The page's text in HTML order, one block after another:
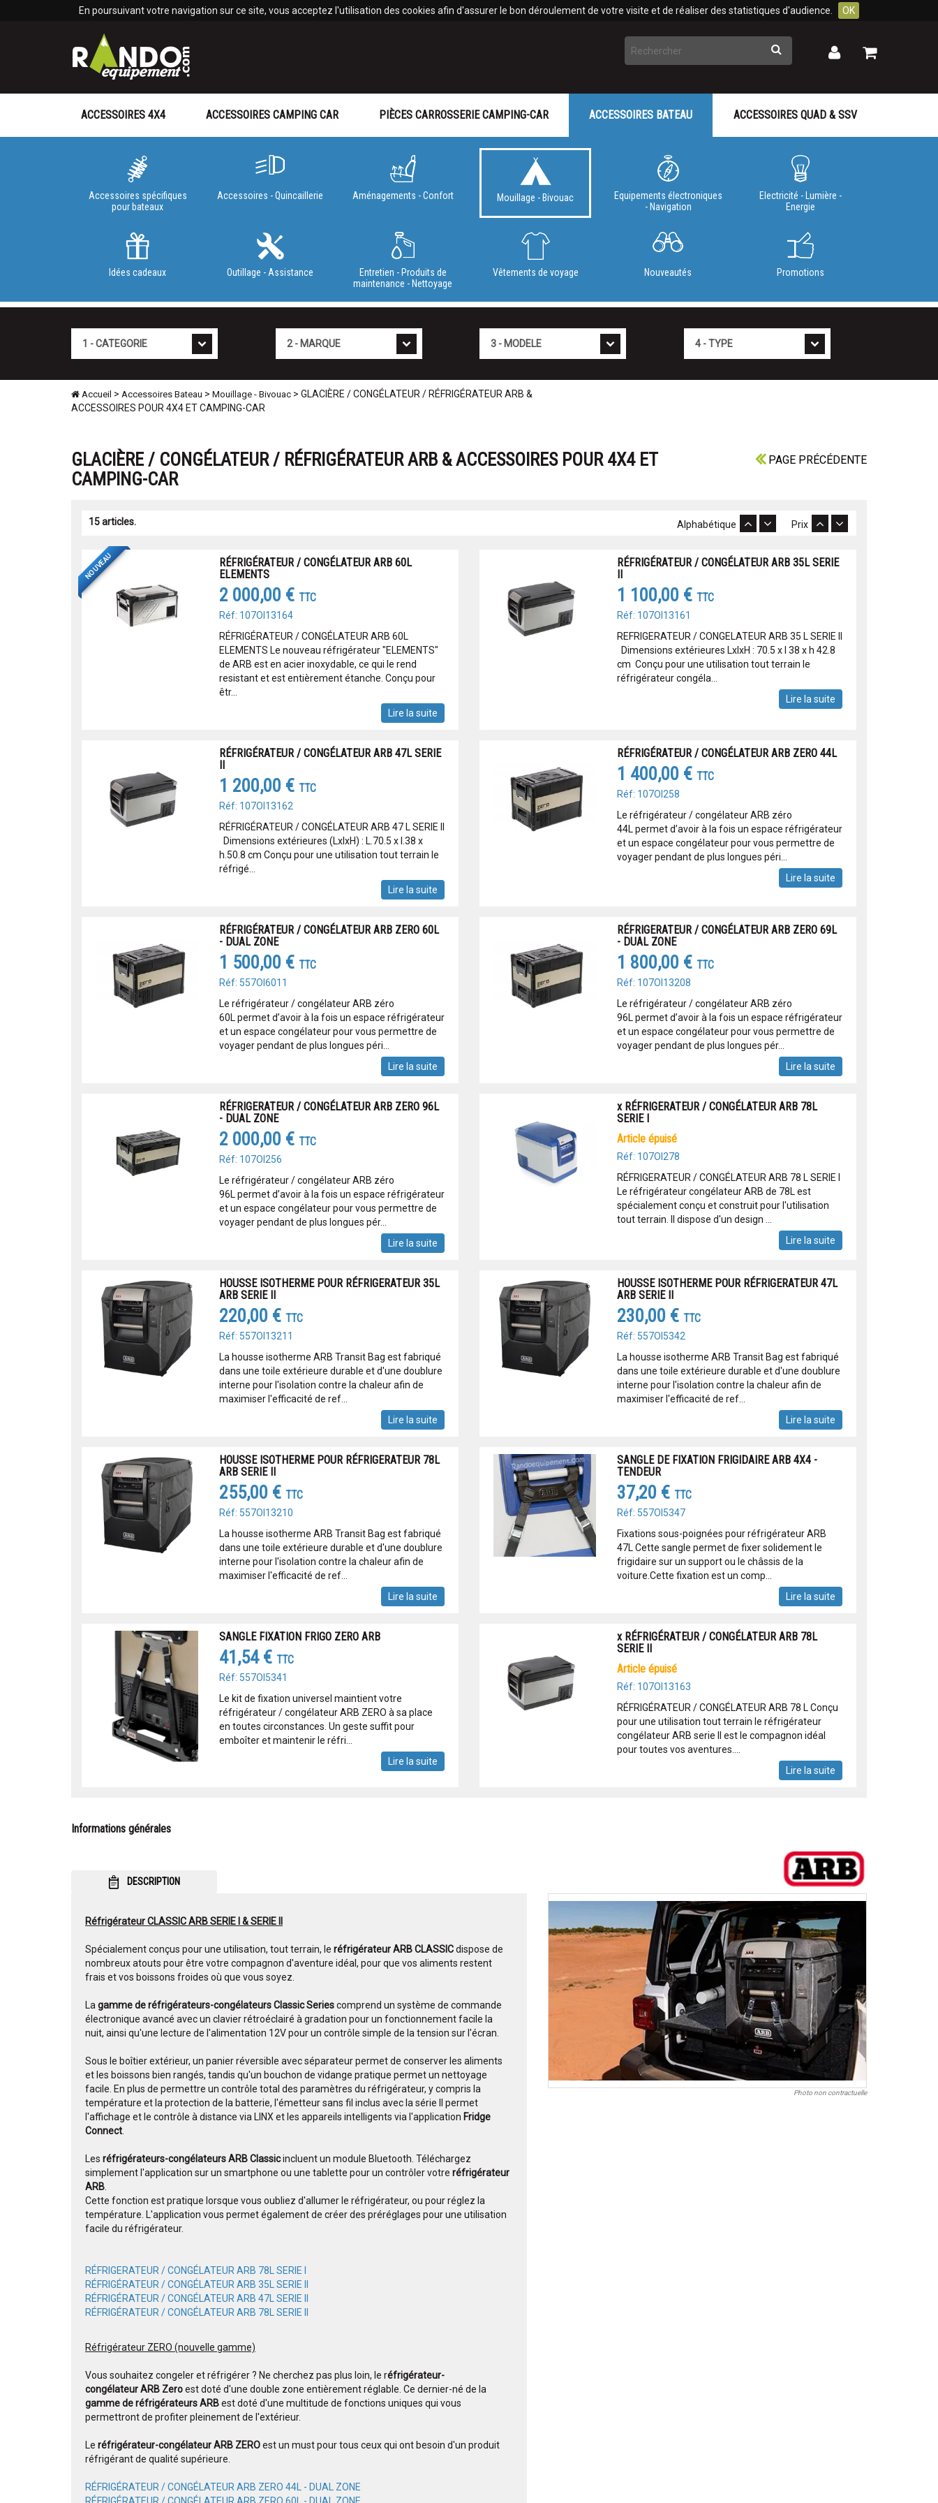
En poursuivant votre navigation sur ce site, vous acceptez l'utilisation des cookies afin d'assurer le bon déroulement de votre visite et de réaliser des statistiques d'audience. OK
Rechercher Mon
Mon
ACCESSOIRES 4X4 ACCESSOIRES CAMPING CAR PIÈCES CARROSSERIE CAMPING-CAR ACCESSOIRES BATEAU
Accessoires spécifiques
pour bateaux
Accessoires - Quincaillerie Aménagements - Confort Mouillage - Bivouac
Equipements électroniques
- Navigation
Electricité - Lumière -
Energie
Idées cadeaux Outillage - Assistance
Entretien - Produits de
maintenance - Nettoyage
Vêtements de voyage Nouveautés Promotions
ACCESSOIRES QUAD & SSV
Accueil > Accessoires Bateau > Mouillage - Bivouac > GLACIÈRE / CONGÉLATEUR / RÉFRIGÉRATEUR ARB &
ACCESSOIRES POUR 4X4 ET CAMPING-CAR
PAGE PRÉCÉDENTE
GLACIÈRE / CONGÉLATEUR / RÉFRIGÉRATEUR ARB & ACCESSOIRES POUR 4X4 ET
CAMPING-CAR
15 articles. Prix
Alphabétique
NOUVEAU
RÉFRIGÉRATEUR / CONGÉLATEUR ARB 60L
ELEMENTS
2 000,00 € TTC
Réf: 107OI13164
RÉFRIGÉRATEUR / CONGÉLATEUR ARB 60L
ELEMENTS Le nouveau réfrigérateur "ELEMENTS"
de ARB est en acier inoxydable, ce qui le rend
resistant et est entièrement étanche. Conçu pour
êtr...
Lire la suite
RÉFRIGÉRATEUR / CONGÉLATEUR ARB 35L SERIE
II
1 100,00 € TTC
Réf: 107OI13161
REFRIGERATEUR / CONGELATEUR ARB 35 L SERIE II
Dimensions extérieures LxlxH : 70.5 x l 38 x h 42.8
cm Conçu pour une utilisation tout terrain le
réfrigérateur congéla...
Lire la suite
RÉFRIGÉRATEUR / CONGÉLATEUR ARB 47L SERIE
II
1 200,00 € TTC
Réf: 107OI13162
RÉFRIGÉRATEUR / CONGÉLATEUR ARB 47 L SERIE II
Dimensions extérieures (LxlxH) : L.70.5 x l.38 x
h.50.8 cm Conçu pour une utilisation tout terrain le
réfrigé...
Lire la suite
RÉFRIGÉRATEUR / CONGÉLATEUR ARB ZERO 44L
1 400,00 € TTC
Réf: 107OI258
Le réfrigérateur / congélateur ARB zéro
44L permet d’avoir à la fois un espace réfrigérateur
et un espace congélateur pour vous permettre de
voyager pendant de plus longues péri...
Lire la suite
RÉFRIGÉRATEUR / CONGÉLATEUR ARB ZERO 60L
- DUAL ZONE
1 500,00 € TTC
Réf: 557OI6011
Le réfrigérateur / congélateur ARB zéro
60L permet d’avoir à la fois un espace réfrigérateur
et un espace congélateur pour vous permettre de
voyager pendant de plus longues péri...
Lire la suite
RÉFRIGERATEUR / CONGÉLATEUR ARB ZERO 69L
- DUAL ZONE
1 800,00 € TTC
Réf: 107OI13208
Le réfrigérateur / congélateur ARB zéro
96L permet d’avoir à la fois un espace réfrigérateur
et un espace congélateur pour vous permettre de
voyager pendant de plus longues pér...
Lire la suite
RÉFRIGERATEUR / CONGÉLATEUR ARB ZERO 96L
- DUAL ZONE
2 000,00 € TTC
Réf: 107OI256
Le réfrigérateur / congélateur ARB zéro
96L permet d’avoir à la fois un espace réfrigérateur
et un espace congélateur pour vous permettre de
voyager pendant de plus longues pér...
Lire la suite
x RÉFRIGERATEUR / CONGÉLATEUR ARB 78L
SERIE I
article épuisé
Réf: 107OI278
RÉFRIGERATEUR / CONGÉLATEUR ARB 78 L SERIE I
Le réfrigérateur congélateur ARB de 78L est
spécialement conçu et construit pour l'utilisation
tout terrain. Il dispose d'un design ...
Lire la suite
HOUSSE ISOTHERME POUR RÉFRIGERATEUR 35L
ARB SERIE II
220,00 € TTC
Réf: 557OI13211
La housse isotherme ARB Transit Bag est fabriqué
dans une toile extérieure durable et d'une doublure
interne pour l'isolation contre la chaleur afin de
maximiser l'efficacité de ref...
Lire la suite
HOUSSE ISOTHERME POUR RÉFRIGERATEUR 47L
ARB SERIE II
230,00 € TTC
Réf: 557OI5342
La housse isotherme ARB Transit Bag est fabriqué
dans une toile extérieure durable et d'une doublure
interne pour l'isolation contre la chaleur afin de
maximiser l'efficacité de ref...
Lire la suite
HOUSSE ISOTHERME POUR RÉFRIGERATEUR 78L
ARB SERIE II
255,00 € TTC
Réf: 557OI13210
La housse isotherme ARB Transit Bag est fabriqué
dans une toile extérieure durable et d'une doublure
interne pour l'isolation contre la chaleur afin de
maximiser l'efficacité de ref...
Lire la suite
SANGLE DE FIXATION FRIGIDAIRE ARB 4X4 -
TENDEUR
37,20 € TTC
Réf: 557OI5347
Fixations sous-poignées pour réfrigérateur ARB
47L Cette sangle permet de fixer solidement le
frigidaire sur un support ou le châssis de la
voiture.Cette fixation est un comp...
Lire la suite
SANGLE FIXATION FRIGO ZERO ARB
41,54 € TTC
Réf: 557OI5341
Le kit de fixation universel maintient votre
réfrigérateur / congélateur ARB ZERO à sa place
en toutes circonstances. Un geste suffit pour
emboîter et maintenir le réfri...
Lire la suite
x RÉFRIGÉRATEUR / CONGÉLATEUR ARB 78L
SERIE II
article épuisé
Réf: 107OI13163
RÉFRIGÉRATEUR / CONGÉLATEUR ARB 78 L Conçu
pour une utilisation tout terrain le réfrigérateur
congélateur ARB serie II est le compagnon idéal
pour toutes vos aventures....
Lire la suite
Informations générales
DESCRIPTION
Réfrigérateur CLASSIC ARB SERIE I & SERIE II
Spécialement conçus pour une utilisation, tout terrain, le réfrigérateur ARB CLASSICdispose de
nombreux atouts pour être votre compagnon d'aventure idéal, pour que vos aliments restent
frais et vos boissons froides où que vous soyez.
Lagamme de réfrigérateurs-congélateurs Classic Seriescomprend un système de commande
électronique avancé avec un clavier rétroéclairé à gradation pour un fonctionnement facile la
nuit, ainsi qu'une lecture de l'alimentation 12V pour un contrôle simple de la tension sur l'écran.
Sous le boîtier extérieur, un panier réversible avec séparateur permet de conserver les aliments
et les boissons bien rangés, tandis qu'un bouchon de vidange pratique permet un nettoyage
facile. En plus de permettre un contrôle total des paramètres du réfrigérateur, y compris la
température et la protection de la batterie, l'émetteur sans fil inclus avec la série II permet
l'affichage et le contrôle à distance via LINX et les appareils intelligents via l'application Fridge
Connect.
Les réfrigérateurs-congélateurs ARB Classicincluent un module Bluetooth. Téléchargez
simplement l'application sur un smartphone ou une tablette pour un contrôler votre réfrigérateur
ARB.
Cette fonction est pratique lorsque vous oubliez d'allumer le réfrigérateur, ou pour réglez la
température. L'application vous permet également de créer des préréglages pour une utilisation
facile du réfrigérateur.
RÉFRIGERATEUR / CONGÉLATEUR ARB 78L SERIE I
RÉFRIGÉRATEUR / CONGÉLATEUR ARB 35L SERIE II
RÉFRIGÉRATEUR / CONGÉLATEUR ARB 47L SERIE II
RÉFRIGÉRATEUR / CONGÉLATEUR ARB 78L SERIE II
Réfrigérateur ZERO (nouvelle gamme)
Vous souhaitez congeler et réfrigérer ? Ne cherchez pas plus loin, le réfrigérateur-
congélateur ARB Zeroest doté d'une double zone entièrement réglable. Ce dernier-né de la
gamme de réfrigérateurs ARBest doté d'une multitude de fonctions uniques qui vous
permettront de profiter pleinement de l'extérieur.
Le réfrigérateur-congélateur ARB ZEROest un must pour tous ceux qui ont besoin d'un produit
réfrigérant de qualité supérieure.
RÉFRIGÉRATEUR / CONGÉLATEUR ARB ZERO 44L - DUAL ZONE
Photo non contractuelle
Panneau de gestion des cookies